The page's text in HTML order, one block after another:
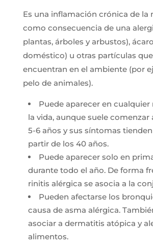
Es una inflamación crónica de la
como consecuencia de una
plantas, árboles y arbustos),
doméstico) u otras partículas
encuentran en el ambiente (por
pelo de animales).
Puede aparecer en
la vida, aunque suele comenzar
5-6 años y sus síntomas
partir de los 40 años.
Puede aparecer solo en
durante todo el año. De forma
rinitis alérgica se asocia a la
Pueden afectarse los
causa de asma alérgica.
asociar a dermatitis atópica y
alimentos.